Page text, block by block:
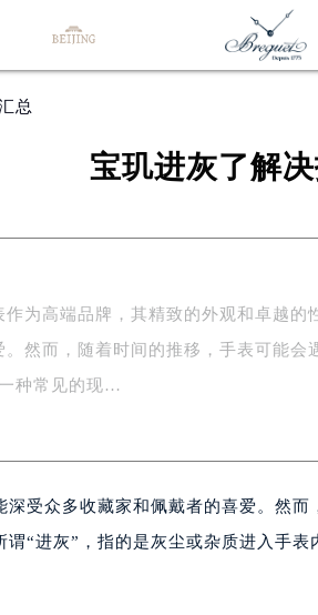
总
宝玑进灰了解
作为高端品牌，其精致的外观和卓越的
。然而，随着时间的推移，手表可能会
种常见的现…
受众多收藏家和佩戴者的喜爱。然
“进灰”，指的是灰尘或杂质进入手